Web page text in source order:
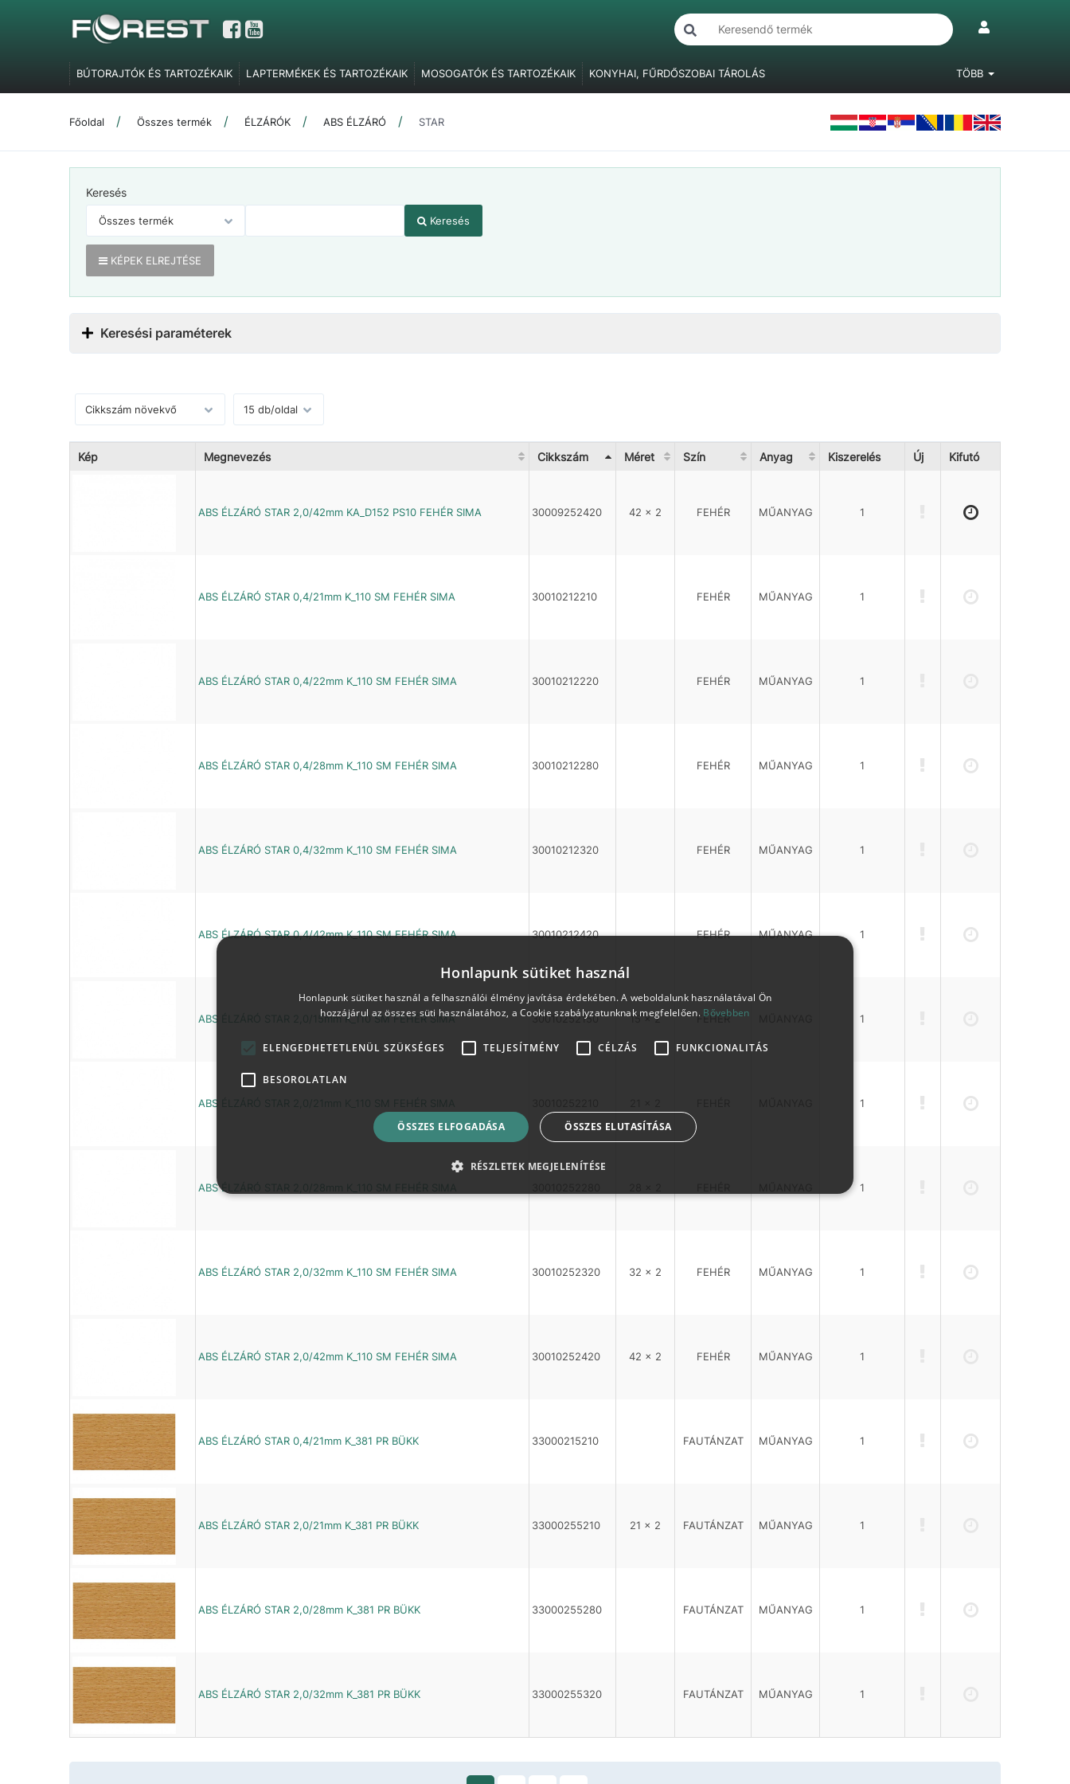
BÚTORAJTÓK ÉS TARTOZÉKAIK LAPTERMÉKEK ÉS TARTOZÉKAIK MOSOGATÓK ÉS TARTOZÉKAIK
KONYHAI, FŰRDŐSZOBAI TÁROLÁS
GARDRÓBELEMEK, POLCTARTÓK ÉS SZOBAI KIEGÉSZÍTŐK
BÚTORVILÁGÍTÁS FOGANTYÚK, FOGASOK BÚTORPÁNTOK
FIÓKRENDSZEREK
TOLÓAJTÓ VASALATOK
FEL- ÉS LENYÍLÓ VASALATOK BÚTORZÁRAK
MARKETING ESZKÖZÖK
TÖBB
Főoldal Összes termék ÉLZÁRÓK ABS ÉLZÁRÓ STAR
Keresés
Keresés
KÉPEK ELREJTÉSE
Keresési paraméterek
Kép Megnevezés Cikkszám Méret Szín Anyag Kiszerelés Új Kifutó
ABS ÉLZÁRÓ STAR 2,0/42mm KA_D152 PS10 FEHÉR SIMA 30009252420 42 x 2 FEHÉR MŰANYAG 1
ABS ÉLZÁRÓ STAR 0,4/21mm K_110 SM FEHÉR SIMA 30010212210 FEHÉR MŰANYAG 1
ABS ÉLZÁRÓ STAR 0,4/22mm K_110 SM FEHÉR SIMA 30010212220 FEHÉR MŰANYAG 1
ABS ÉLZÁRÓ STAR 0,4/28mm K_110 SM FEHÉR SIMA 30010212280 FEHÉR MŰANYAG 1
ABS ÉLZÁRÓ STAR 0,4/32mm K_110 SM FEHÉR SIMA 30010212320 FEHÉR MŰANYAG 1
ABS ÉLZÁRÓ STAR 0,4/42mm K_110 SM FEHÉR SIMA 30010212420 FEHÉR MŰANYAG 1
ABS ÉLZÁRÓ STAR 2,0/15mm K_110 SM FEHÉR SIMA 30010252150 15 x 2 FEHÉR 1
ABS ÉLZÁRÓ STAR 2,0/21mm K_110 SM FEHÉR SIMA 1
ABS ÉLZÁRÓ STAR 2,0/28mm K_110 SM FEHÉR SIMA 1
ABS ÉLZÁRÓ STAR 2,0/32mm K_110 SM FEHÉR SIMA 30010252320 32 x 2 FEHÉR MŰANYAG 1
ABS ÉLZÁRÓ STAR 2,0/42mm K_110 SM FEHÉR SIMA 30010252420 42 x 2 FEHÉR MŰANYAG 1
ABS ÉLZÁRÓ STAR 0,4/21mm K_381 PR BÜKK 33000215210 FAUTÁNZAT MŰANYAG 1
ABS ÉLZÁRÓ STAR 2,0/21mm K_381 PR BÜKK 33000255210 21 x 2 FAUTÁNZAT MŰANYAG 1
ABS ÉLZÁRÓ STAR 2,0/28mm K_381 PR BÜKK 33000255280 FAUTÁNZAT MŰANYAG 1
ABS ÉLZÁRÓ STAR 2,0/32mm K_381 PR BÜKK 33000255320 FAUTÁNZAT MŰANYAG 1
Honlapunk sütiket használ
Honlapunk sütiket használ a felhasználói élmény javítása érdekében. A weboldalunk használatával Ön
hozzájárul az összes süti használatához, a Cookie szabályzatunknak megfelelően. Bővebben
ELENGEDHETETLENÜL SZÜKSÉGES TELJESÍTMÉNY CÉLZÁS FUNKCIONALITÁS
BESOROLATLAN
ÖSSZES ELFOGADÁSA ÖSSZES ELUTASÍTÁSA
RÉSZLETEK MEGJELENÍTÉSE